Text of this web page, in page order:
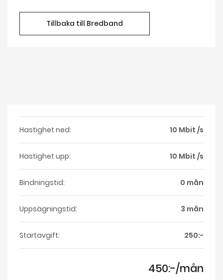
Tillbaka till Bredband
Hastighet ned: 10 Mbit /s
Hastighet upp: 10 Mbit /s
Bindningstid: 0 mån
Uppsägningstid: 3 mån
Startavgift: 250:-
450:-/mån